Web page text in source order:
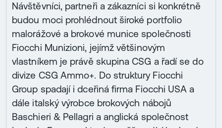
Návštěvníci, partneři a zákazníci si konkrétně
budou moci prohlédnout široké portfolio
malorážové a brokové munice společnosti
Fiocchi Munizioni, jejímž většinovým
vlastníkem je právě skupina CSG a řadí se do
divize CSG Ammo+. Do struktury Fiocchi
Group spadají i dceřiná firma Fiocchi USA a
dále italský výrobce brokových nábojů
Baschieri & Pellagri a anglická společnost